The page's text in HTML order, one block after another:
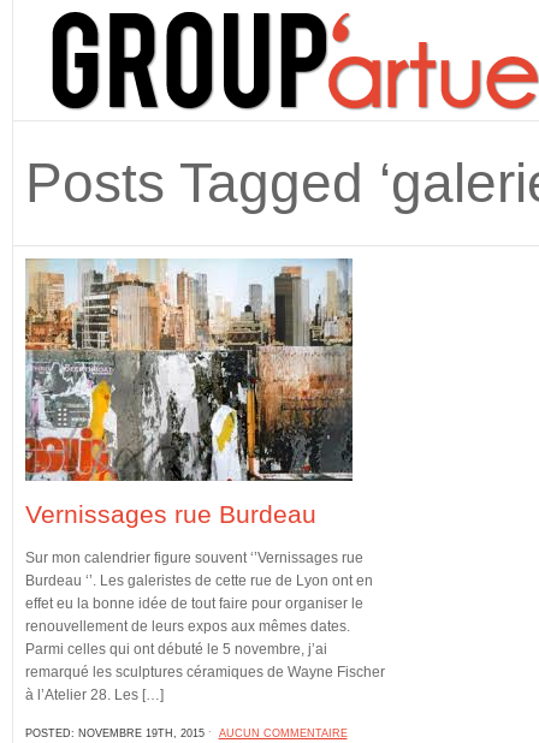
Posts Tagged
Vernissages rue Burdeau
Sur mon calendrier figure souvent ‘’Vernissages rue
Burdeau ‘’. Les galeristes de cette rue de Lyon ont en
effet eu la bonne idée de tout faire pour organiser le
renouvellement de leurs expos aux mêmes dates.
Parmi celles qui ont débuté le 5 novembre, j’ai
remarqué les sculptures céramiques de Wayne Fischer
à l’Atelier 28. Les […]
POSTED: NOVEMBRE 19TH, 2015 ˑ AUCUN COMMENTAIRE